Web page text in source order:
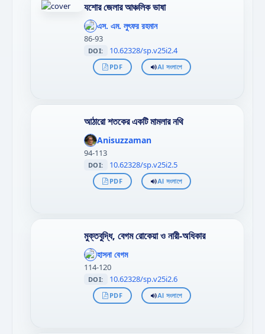
যশোর জেলার আঞ্চলিক ভাষা
';
};"
>
এস. এম. লুৎফর রহমান
86-93
DOI: 10.62328/sp.v25i2.4
PDF AI সংলাপে
আঠারো শতকের একটি মামলার নথি
';
};"
>
Anisuzzaman
94-113
DOI: 10.62328/sp.v25i2.5
PDF AI সংলাপে
মুক্তবুদ্ধি, বেগম রোকেয়া ও নারী-অধিকার
';
};"
>
হাসনা বেগম
114-120
DOI: 10.62328/sp.v25i2.6
PDF AI সংলাপে